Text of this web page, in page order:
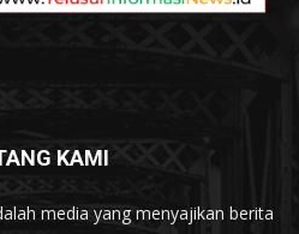
KAMI
media yang menyajikan berita